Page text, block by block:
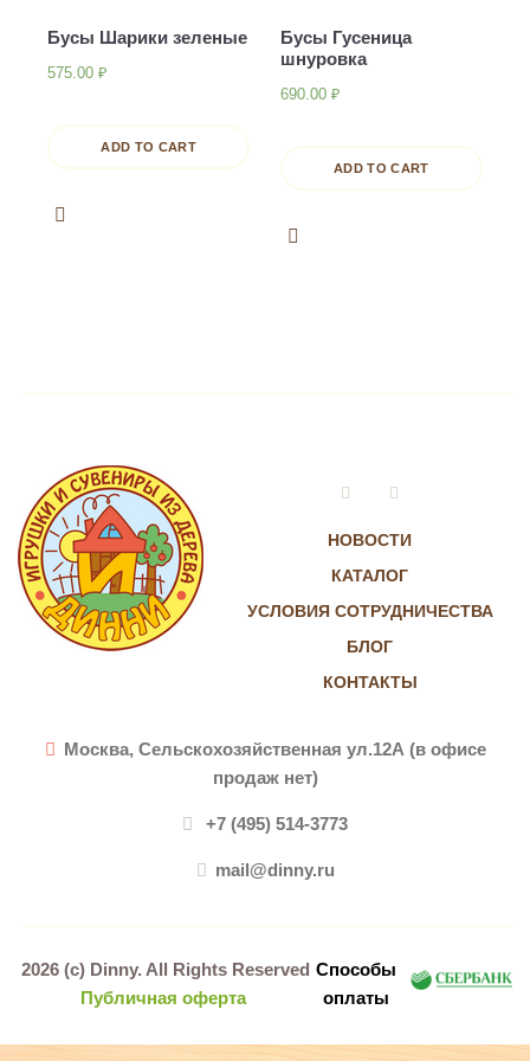
Бусы Шарики зеленые
575.00 ₽
ADD TO CART
Бусы Гусеница
шнуровка
690.00 ₽
ADD TO CART
НОВОСТИ
КАТАЛОГ
УСЛОВИЯ СОТРУДНИЧЕСТВА
БЛОГ
КОНТАКТЫ
VkontakteInstagram
Москва, Сельскохозяйственная ул.12А (в офисе
продаж нет)
+7 (495) 514-3773
mail@dinny.ru
2026 (c) Dinny. All Rights Reserved
Публичная оферта
Способы
оплаты